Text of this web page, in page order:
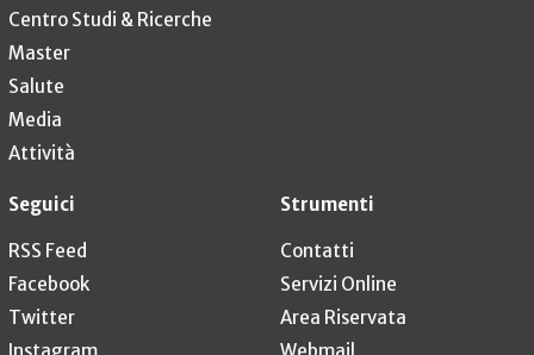
Centro Studi & Ricerche
Master
Salute
Media
Attività
Seguici
RSS Feed
Facebook
Twitter
Strumenti
Contatti
Servizi Online
Area Riservata